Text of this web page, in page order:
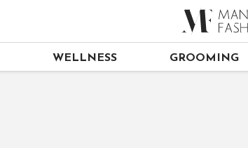
WELLNESS GROOMING